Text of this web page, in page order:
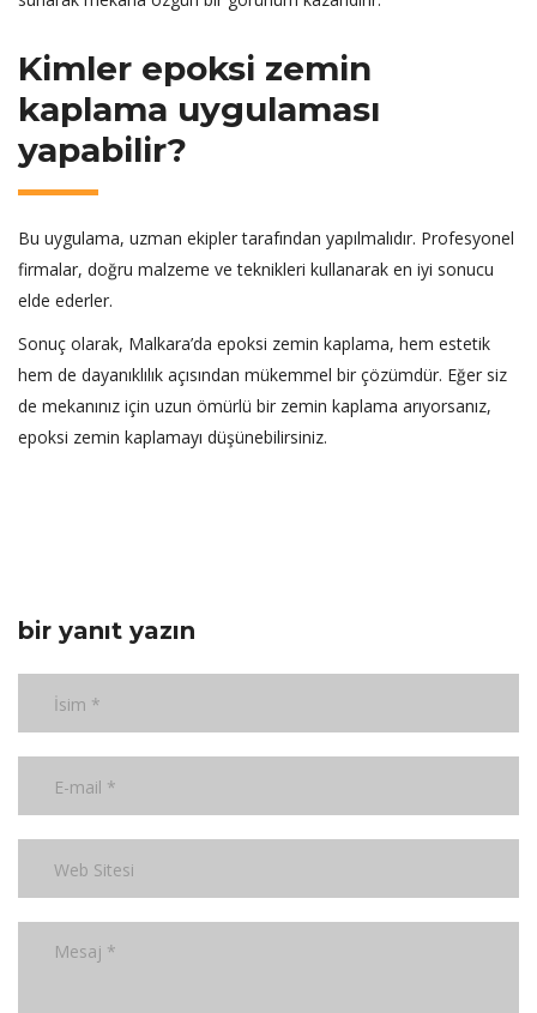
Kimler epoksi zemin
kaplama uygulaması
yapabilir?
Bu uygulama, uzman ekipler tarafından yapılmalıdır. Profesyonel
firmalar, doğru malzeme ve teknikleri kullanarak en iyi sonucu
elde ederler.
Sonuç olarak, Malkara’da epoksi zemin kaplama, hem estetik
hem de dayanıklılık açısından mükemmel bir çözümdür. Eğer siz
de mekanınız için uzun ömürlü bir zemin kaplama arıyorsanız,
epoksi zemin kaplamayı düşünebilirsiniz.
bir yanıt yazın